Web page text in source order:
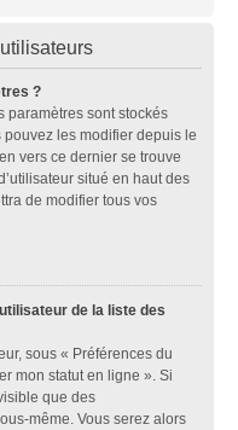
?
paramètres sont stockés
les modifier depuis le
vers ce dernier se trouve
situé en haut des
de modifier tous vos
de la liste des
sous « Préférences du
mon statut en ligne ». Si
que des
même. Vous serez alors